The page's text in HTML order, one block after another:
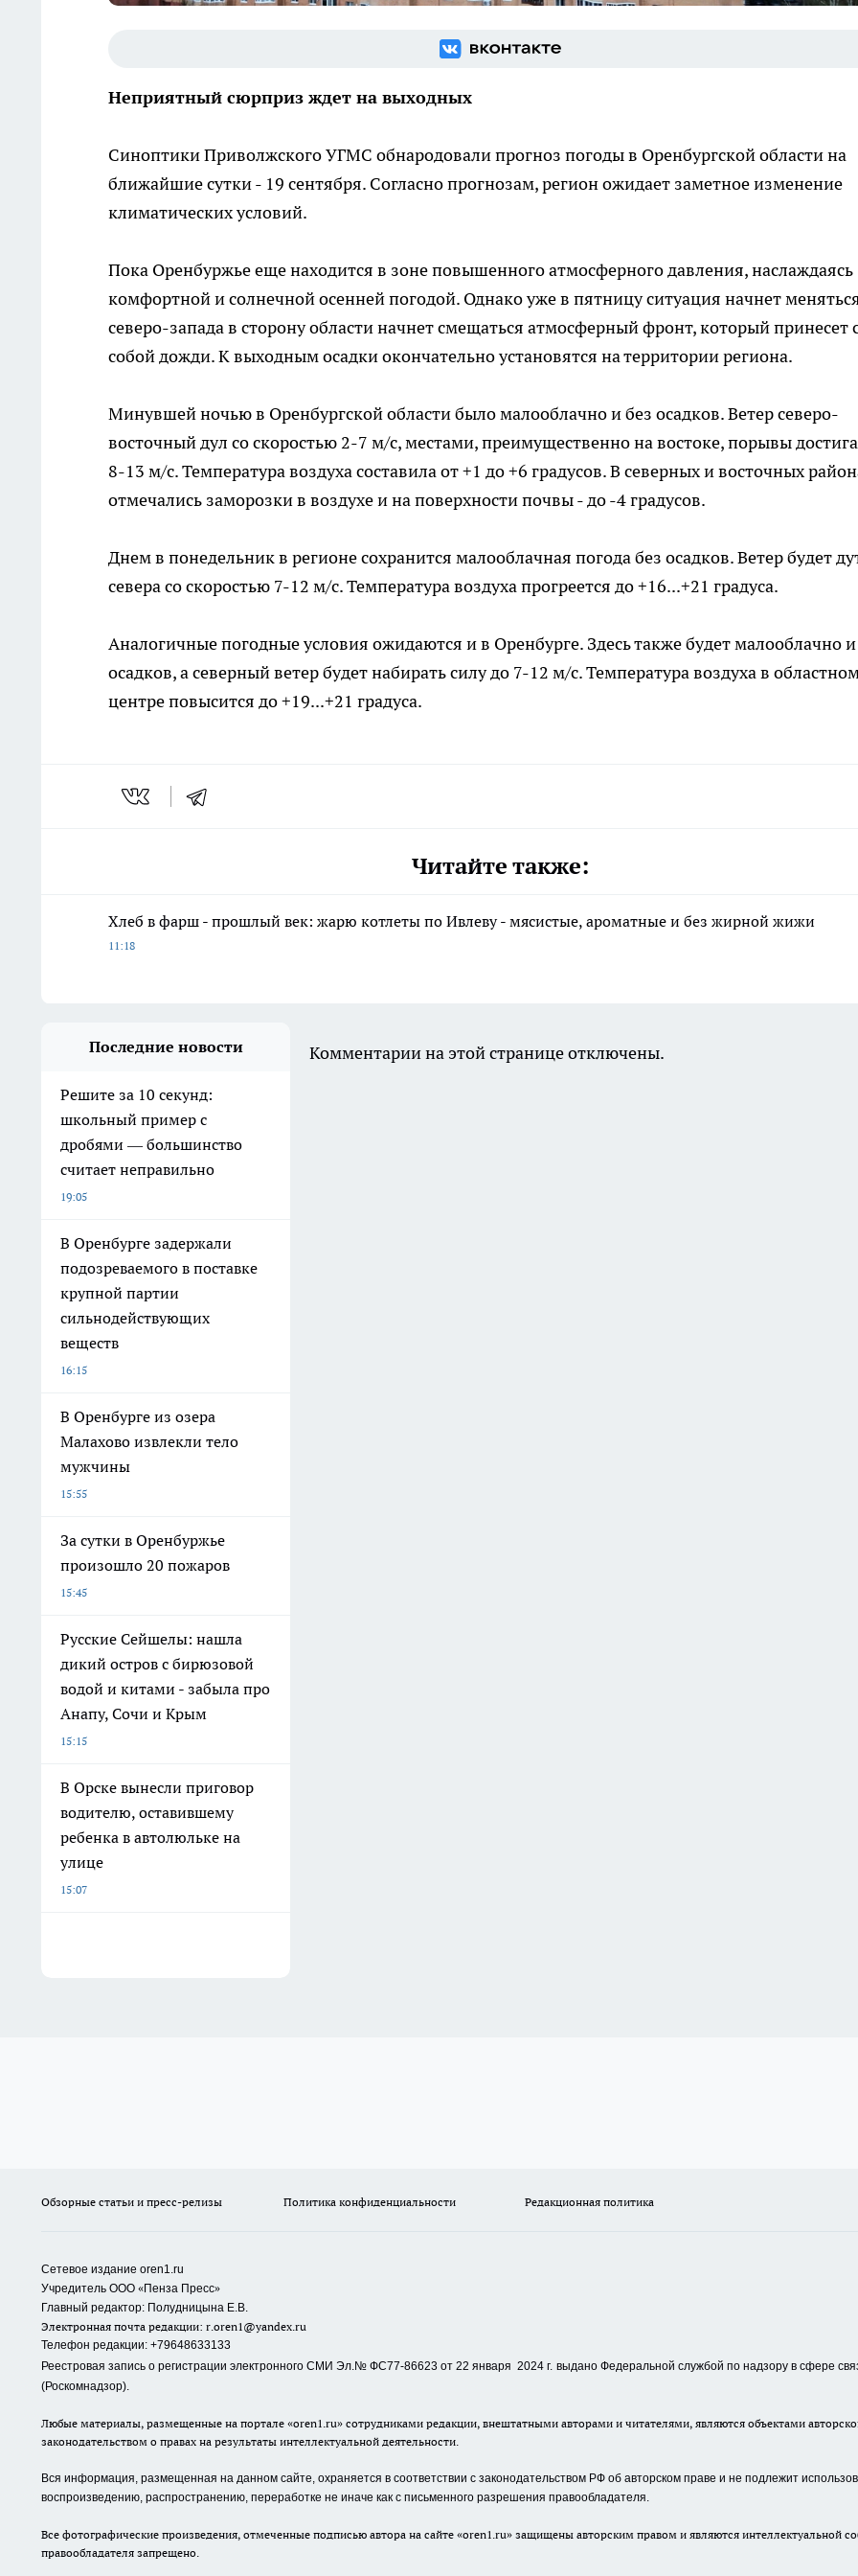
Неприятный сюрприз ждет на выходных
Синоптики Приволжского УГМС обнародовали прогноз погоды в Оренбургской области на
ближайшие сутки - 19 сентября. Согласно прогнозам, регион ожидает заметное изменение
климатических условий.
Пока Оренбуржье еще находится в зоне повышенного атмосферного давления, наслаждаясь
комфортной и солнечной осенней погодой. Однако уже в пятницу ситуация начнет
северо-запада в сторону области начнет смещаться атмосферный фронт, который принесет
собой дожди. К выходным осадки окончательно установятся на территории региона.
Минувшей ночью в Оренбургской области было малооблачно и без осадков. Ветер северо-
восточный дул со скоростью 2-7 м/с, местами, преимущественно на востоке, порывы
8-13 м/с. Температура воздуха составила от +1 до +6 градусов. В северных и восточных
отмечались заморозки в воздухе и на поверхности почвы - до -4 градусов.
Днем в понедельник в регионе сохранится малооблачная погода без осадков. Ветер будет
севера со скоростью 7-12 м/с. Температура воздуха прогреется до +16...+21 градуса.
Аналогичные погодные условия ожидаются и в Оренбурге. Здесь также будет малооблачно и
осадков, а северный ветер будет набирать силу до 7-12 м/с. Температура воздуха в
центре повысится до +19...+21 градуса.
Читайте также:
Хлеб в фарш - прошлый век: жарю котлеты по Ивлеву - мясистые, ароматные и без жирной жижи
11:18
Последние новости
Решите за 10 секунд:
школьный пример с
дробями — большинство
считает неправильно
19:05
В Оренбурге задержали
подозреваемого в поставке
крупной партии
сильнодействующих
веществ
16:15
В Оренбурге из озера
Малахово извлекли тело
мужчины
15:55
За сутки в Оренбуржье
произошло 20 пожаров
15:45
Русские Сейшелы: нашла
дикий остров с бирюзовой
водой и китами - забыла про
Анапу, Сочи и Крым
15:15
В Орске вынесли приговор
водителю, оставившему
ребенка в автолюльке на
улице
15:07
Комментарии на этой странице отключены.
Обзорные статьи и пресс-релизы Политика конфиденциальности Редакционная политика
Сетевое издание oren1.ru
Учредитель ООО «Пенза Пресс»
Главный редактор: Полудницына Е.В.
Электронная почта редакции: r.oren1@yandex.ru
Телефон редакции: +79648633133
Реестровая запись о регистрации электронного СМИ Эл.№ ФС77-86623 от 22 января 2024 г. выдано Федеральной службой по надзору в сфере
(Роскомнадзор).
Любые материалы, размещенные на портале «oren1.ru» сотрудниками редакции, внештатными авторами и читателями, являются объектами
законодательством о правах на результаты интеллектуальной деятельности.
Вся информация, размещенная на данном сайте, охраняется в соответствии с законодательством РФ об авторском праве и не подлежит
воспроизведению, распространению, переработке не иначе как с письменного разрешения правообладателя.
Все фотографические произведения, отмеченные подписью автора на сайте «oren1.ru» защищены авторским правом и являются интеллектуальной
правообладателя запрещено.